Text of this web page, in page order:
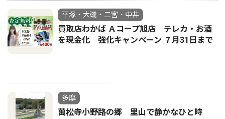
平塚・大磯・二宮・中井
買取店わかば Ａコープ旭店 テレカ・お酒
を現金化 強化キャンペーン ７月31日まで
多摩
萬松寺小野路の郷 里山で静かなひと時